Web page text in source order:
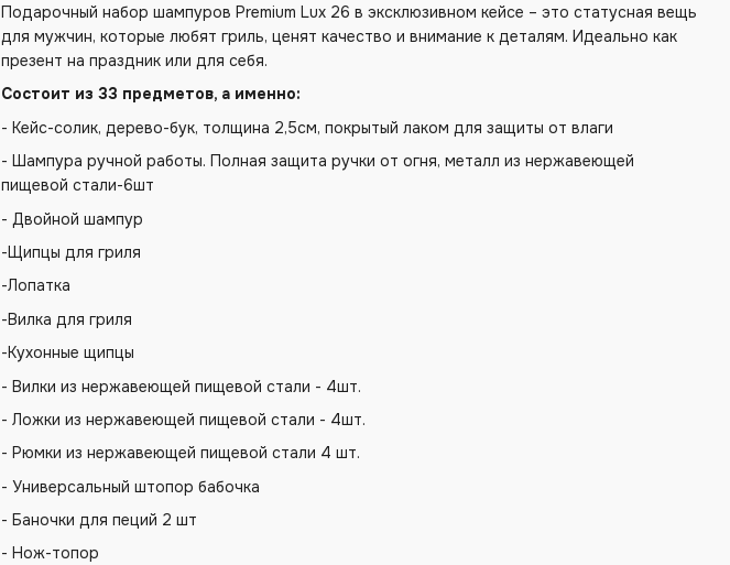
Подарочный набор шампуров Premium Lux 26 в эксклюзивном кейсе – это статусная вещь
для мужчин, которые любят гриль, ценят качество и внимание к деталям. Идеально как
презент на праздник или для себя.
Состоит из 33 предметов, а именно:
- Кейс-солик, дерево-бук, толщина 2,5см, покрытый лаком для защиты от влаги
- Шампура ручной работы. Полная защита ручки от огня, металл из нержавеющей
пищевой стали-6шт
- Двойной шампур
-Щипцы для гриля
-Лопатка
-Вилка для гриля
-Кухонные щипцы
- Вилки из нержавеющей пищевой стали - 4шт.
- Ложки из нержавеющей пищевой стали - 4шт.
- Рюмки из нержавеющей пищевой стали 4 шт.
- Универсальный штопор бабочка
- Баночки для пеций 2 шт
- Нож-топор